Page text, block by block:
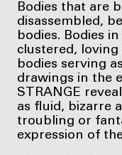
Bodies that are
disassembled,
bodies. Bodies
clustered, loving
bodies serving
drawings in the
STRANGE
as fluid, bizarre
troubling or
expression of